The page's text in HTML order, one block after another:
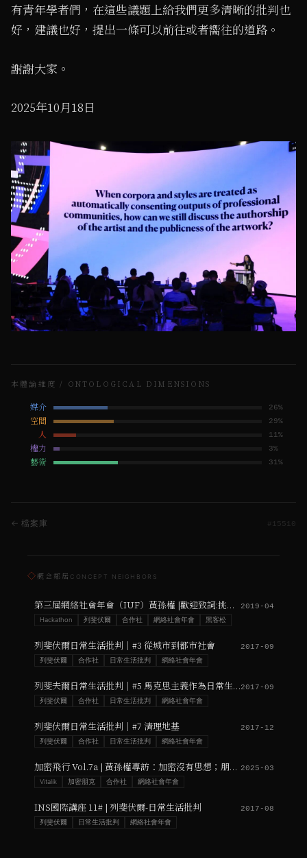
有青年學者們，在這些議題上給我們更多清晰的批判也
好，建議也好，提出一條可以前往或者嚮往的道路。
謝謝大家。
2025年10月18日
本體論維度 / ONTOLOGICAL DIMENSIONS
媒介 26%
空間 29%
人 11%
權力 3%
藝術 31%
← 檔案庫 15510
◇概念鄰居 CONCEPT NEIGHBORS
第三屆網絡社會年會（IUF）黃孫權 |歡迎致詞:挑戰技術烏托邦的政治對話框架 2019-04
Hackathon 列斐伏爾 合作社 網絡社會年會 黑客松
列斐伏爾日常生活批判｜#3 從城市到都市社會 2017-09
列斐伏爾 合作社 日常生活批判 網絡社會年會
列斐夫爾日常生活批判｜#5 馬克思主義作為日常生活的批判知識2017-09
列斐伏爾 合作社 日常生活批判 網絡社會年會
列斐伏爾日常生活批判｜#7 清理地基 2017-12
列斐伏爾 合作社 日常生活批判 網絡社會年會
加密飛行 Vol.7a | 黃孫權專訪：加密沒有思想；朋友們啊，我們還在被殖民 2025-03
Vitalik 加密朋克 合作社 網絡社會年會
INS國際講座 11# | 列斐伏爾-日常生活批判 2017-08
列斐伏爾 日常生活批判 網絡社會年會